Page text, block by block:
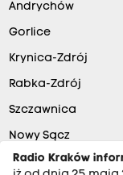
Andrychów
Gorlice
Krynica-Zdrój
Rabka-Zdrój
Szczawnica
Nowy Sącz
Radio Kraków